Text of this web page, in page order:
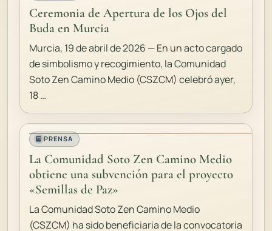
Ceremonia de Apertura de los Ojos del
Buda en Murcia
Murcia, 19 de abril de 2026 — En un acto cargado
de simbolismo y recogimiento, la Comunidad
Soto Zen Camino Medio (CSZCM) celebró ayer,
18 …
PRENSA
La Comunidad Soto Zen Camino Medio
obtiene una subvención para el proyecto
«Semillas de Paz»
La Comunidad Soto Zen Camino Medio
(CSZCM) ha sido beneficiaria de la convocatoria